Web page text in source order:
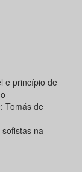
e princípio de
Tomás de
na